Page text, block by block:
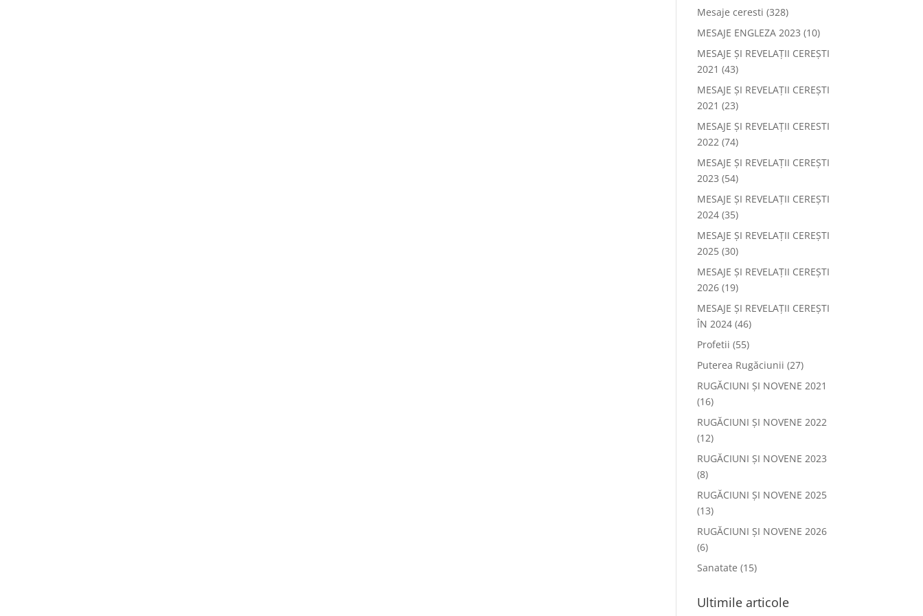
Mesaje ceresti (328)
MESAJE ENGLEZA 2023 (10)
MESAJE ȘI REVELAȚII CEREȘTI
2021 (43)
MESAJE ȘI REVELAȚII CEREȘTI
2021 (23)
MESAJE ȘI REVELAȚII CERESTI
2022 (74)
MESAJE ȘI REVELAȚII CEREȘTI
2023 (54)
MESAJE ȘI REVELAȚII CEREȘTI
2024 (35)
MESAJE ȘI REVELAȚII CEREȘTI
2025 (30)
MESAJE ȘI REVELAȚII CEREȘTI
2026 (19)
MESAJE ȘI REVELAȚII CEREȘTI
ÎN 2024 (46)
Profetii (55)
Puterea Rugăciunii (27)
RUGĂCIUNI ȘI NOVENE 2021
(16)
RUGĂCIUNI ȘI NOVENE 2022
(12)
RUGĂCIUNI ȘI NOVENE 2023
(8)
RUGĂCIUNI ȘI NOVENE 2025
(13)
RUGĂCIUNI ȘI NOVENE 2026
(6)
Sanatate (15)
Ultimile articole